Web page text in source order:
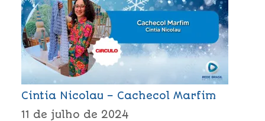
Cintia Nicolau – Cachecol Marfim
11 de julho de 2024